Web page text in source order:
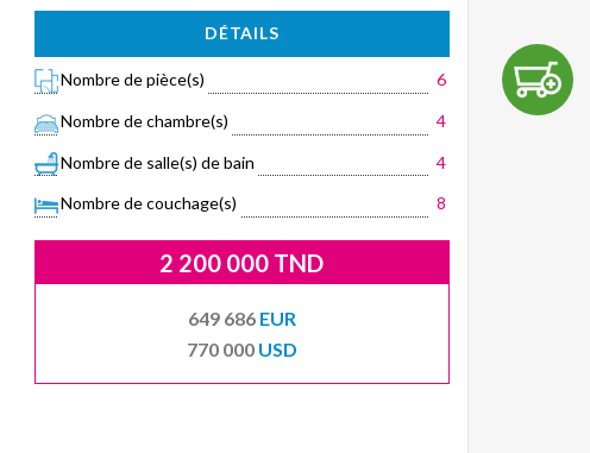
DÉTAILS
Nombre de pièce(s) 6
Nombre de chambre(s) 4
Nombre de salle(s) de bain 4
Nombre de couchage(s) 8
2 200 000 TND
649 686EUR
770 000USD